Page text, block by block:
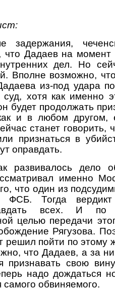
задержания,
что Дадаев на
дел. Но
Вполне возможно,
из-под удара
хотя как именно
будет продолжать
и в любом другом,
станет говорить,
признаться в
оправдать.
развивалось дело
именно
что один из
ФСБ. Тогда
всех. И по
целью передачи
Рягузова.
решил пойти по этому
что Дадаев, а за
признавать свою
надо дождаться
самого обвиняемого.